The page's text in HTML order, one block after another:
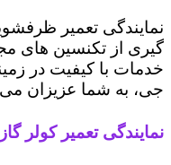
نمایندگی تعمیر
گیری از تکنسین های
خدمات با کیفیت در
جی، به شما عزیزان
نمایندگی تعمیر کولر